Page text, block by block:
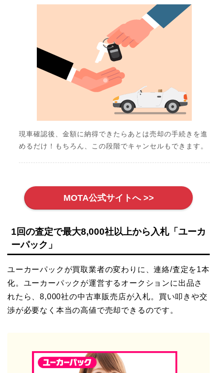
現車確認後、金額に納得できたらあとは売却の手続きを進
めるだけ！もちろん、この段階でキャンセルもできます。
MOTA公式サイトへ >>
1回の査定で最大8,000社以上から入札「ユーカ
ーパック」
ユーカーパックが買取業者の変わりに、連絡/査定を1本
化。ユーカーパックが運営するオークションに出品さ
れたら、8,000社の中古車販売店が入札。買い叩きや交
渉が必要なく本当の高値で売却できるのです。